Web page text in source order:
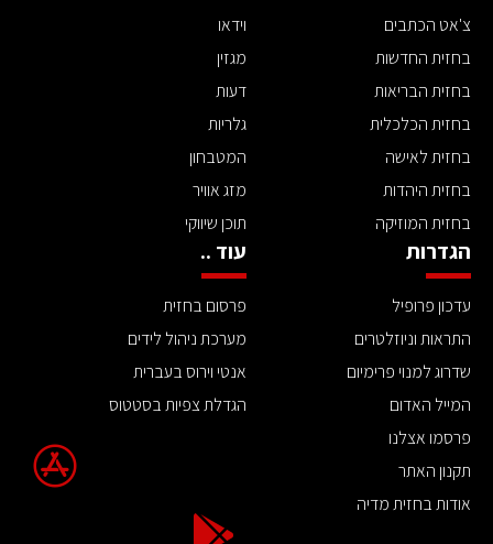
צ'אט הכתבים
בחזית החדשות
בחזית הבריאות
בחזית הכלכלית
בחזית לאישה
בחזית היהדות
בחזית המוזיקה
וידאו
מגזין
דעות
גלריות
המטבחון
מזג אוויר
תוכן שיווקי
הגדרות
עדכון פרופיל
התראות וניוזלטרים
שדרוג למנוי פרימיום
המייל האדום
פרסמו אצלנו
תקנון האתר
אודות בחזית מדיה
עוד ..
פרסום בחזית
מערכת ניהול לידים
אנטי וירוס בעברית
הגדלת צפיות בסטטוס